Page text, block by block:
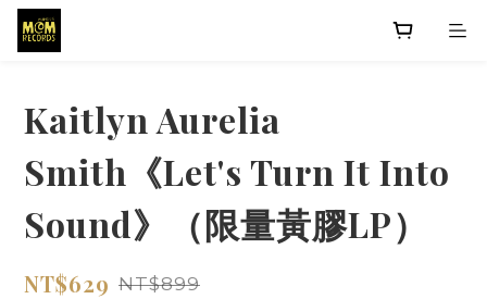
Kaitlyn Aurelia
Smith《Let's Turn It Into
Sound》（限量黃膠LP）
NT$629 NT$899